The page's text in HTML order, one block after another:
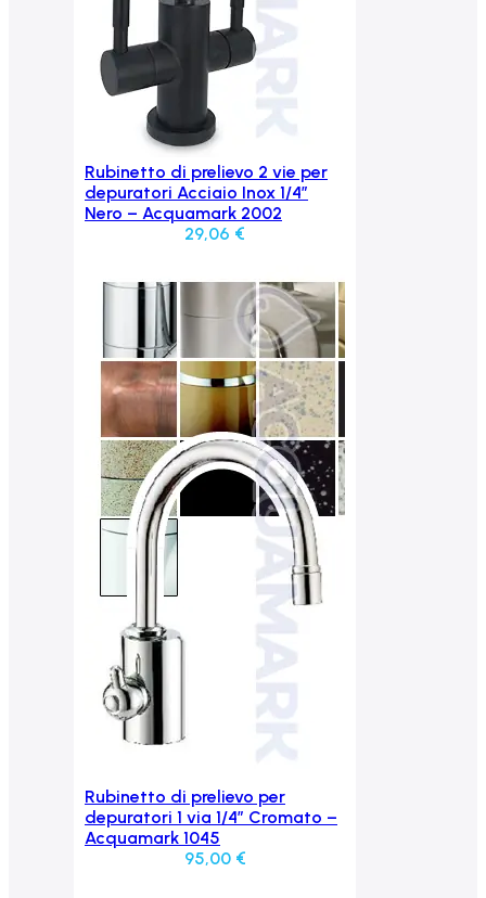
Aggiungi al carrello
Rubinetto di prelievo 2 vie per
depuratori Acciaio Inox 1/4”
Nero – Acquamark 2002
29,06 €
Aggiungi al carrello
Rubinetto di prelievo per
depuratori 1 via 1/4″ Cromato –
Acquamark 1045
95,00 €